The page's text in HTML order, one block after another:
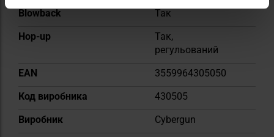
Blowback
Так
Hop-up
Так,
регульований
EAN
3559964305050
Код виробника
430505
Виробник
Cybergun